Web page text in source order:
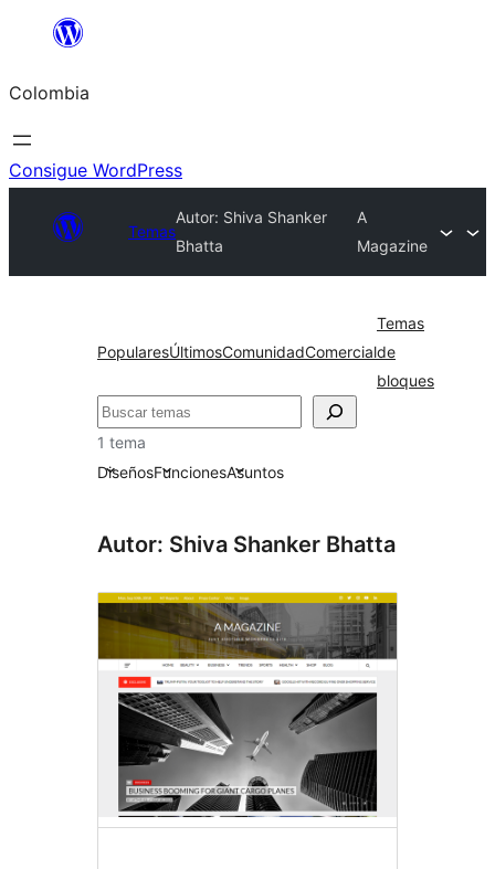
Saltar
contenido
Colombia
Consigue WordPress
Temas
Autor: Shiva Shanker
Bhatta
A
Magazine
PopularesÚltimosComunidadComercial
Temas
de
bloques
Buscar
1 tema
DiseñosFuncionesAsuntos
Autor: Shiva Shanker Bhatta